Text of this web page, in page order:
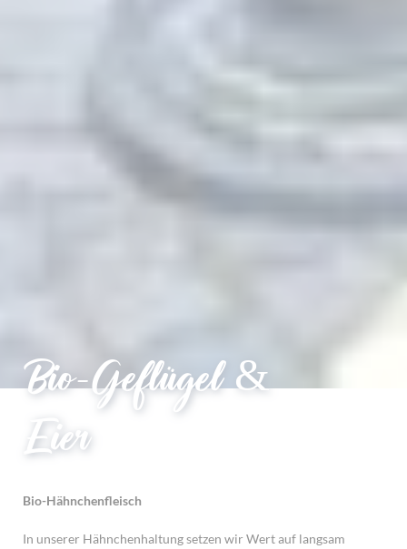
Bio-Geflügel &
Eier
Bio-Hähnchenfleisch
In unserer Hähnchenhaltung setzen wir Wert auf langsam